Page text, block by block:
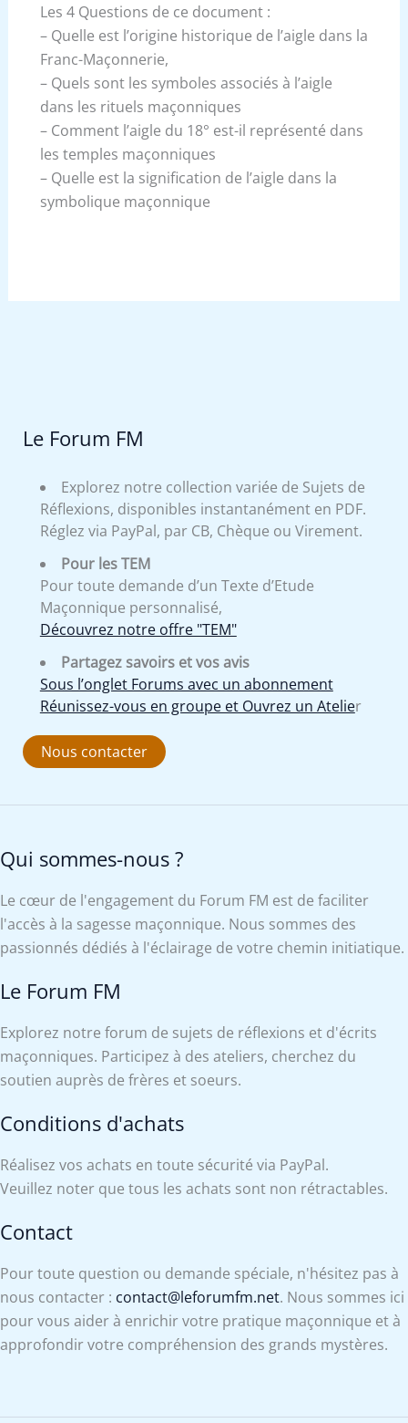
Les 4 Questions de ce document :
– Quelle est l’origine historique de l’aigle dans la
Franc-Maçonnerie,
– Quels sont les symboles associés à l’aigle
dans les rituels maçonniques
– Comment l’aigle du 18° est-il représenté dans
les temples maçonniques
– Quelle est la signification de l’aigle dans la
symbolique maçonnique
Le Forum FM
Explorez notre collection variée de Sujets de
Réflexions, disponibles instantanément en PDF.
Réglez via PayPal, par CB, Chèque ou Virement.
Pour les TEM
Pour toute demande d’un Texte d’Etude
Maçonnique personnalisé,
Découvrez notre offre "TEM"
Partagez savoirs et vos avis
Sous l’onglet Forums avec un abonnement
Réunissez-vous en groupe et Ouvrez un Atelier
Nous contacter
Qui sommes-nous ?
Le cœur de l'engagement du Forum FM est de faciliter
l'accès à la sagesse maçonnique. Nous sommes des
passionnés dédiés à l'éclairage de votre chemin initiatique.
Le Forum FM
Explorez notre forum de sujets de réflexions et d'écrits
maçonniques. Participez à des ateliers, cherchez du
soutien auprès de frères et soeurs.
Conditions d'achats
Réalisez vos achats en toute sécurité via PayPal.
Veuillez noter que tous les achats sont non rétractables.
Contact
Pour toute question ou demande spéciale, n'hésitez pas à
nous contacter : contact@leforumfm.net. Nous sommes ici
pour vous aider à enrichir votre pratique maçonnique et à
approfondir votre compréhension des grands mystères.